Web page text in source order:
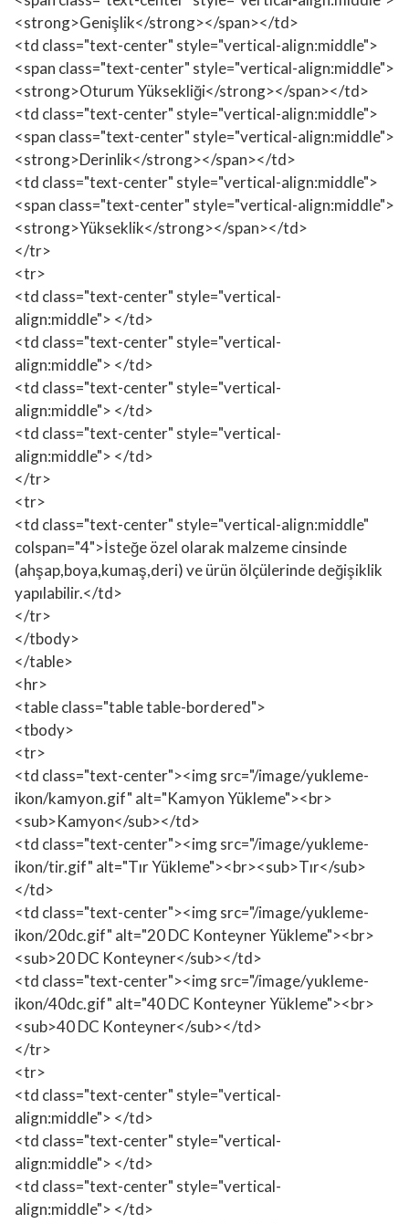
<strong>Genişlik</strong></span></td>
<td class="text-center" style="vertical-align:middle">
<span class="text-center" style="vertical-align:middle">
<strong>Oturum Yüksekliği</strong></span></td>
<td class="text-center" style="vertical-align:middle">
<span class="text-center" style="vertical-align:middle">
<strong>Derinlik</strong></span></td>
<td class="text-center" style="vertical-align:middle">
<span class="text-center" style="vertical-align:middle">
<strong>Yükseklik</strong></span></td>
</tr>
<tr>
<td class="text-center" style="vertical-
align:middle"> </td>
<td class="text-center" style="vertical-
align:middle"> </td>
<td class="text-center" style="vertical-
align:middle"> </td>
<td class="text-center" style="vertical-
align:middle"> </td>
</tr>
<tr>
<td class="text-center" style="vertical-align:middle"
colspan="4">İsteğe özel olarak malzeme cinsinde
(ahşap,boya,kumaş,deri) ve ürün ölçülerinde değişiklik
yapılabilir.</td>
</tr>
</tbody>
</table>
<hr>
<table class="table table-bordered">
<tbody>
<tr>
<td class="text-center"><img src="/image/yukleme-
ikon/kamyon.gif" alt="Kamyon Yükleme"><br>
<sub>Kamyon</sub></td>
<td class="text-center"><img src="/image/yukleme-
ikon/tir.gif" alt="Tır Yükleme"><br><sub>Tır</sub>
</td>
<td class="text-center"><img src="/image/yukleme-
ikon/20dc.gif" alt="20 DC Konteyner Yükleme"><br>
<sub>20 DC Konteyner</sub></td>
<td class="text-center"><img src="/image/yukleme-
ikon/40dc.gif" alt="40 DC Konteyner Yükleme"><br>
<sub>40 DC Konteyner</sub></td>
</tr>
<tr>
<td class="text-center" style="vertical-
align:middle"> </td>
<td class="text-center" style="vertical-
align:middle"> </td>
<td class="text-center" style="vertical-
align:middle"> </td>